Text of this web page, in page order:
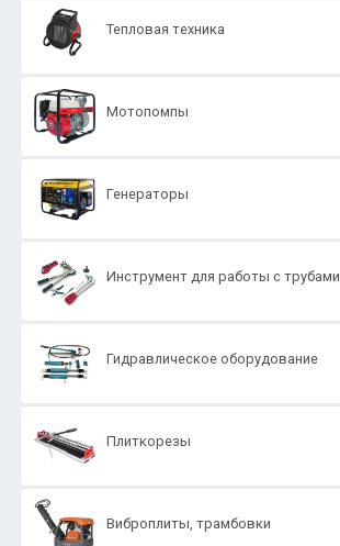
Тепловая техника
Мотопомпы
Генераторы
Инструмент для работы с трубами
Гидравлическое оборудование
Плиткорезы
Виброплиты, трамбовки